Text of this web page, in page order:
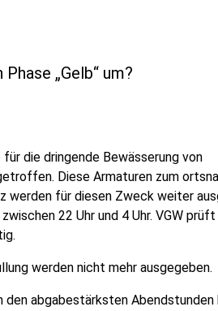
„Gelb“ um?
die dringende Bewässerung von
Diese Armaturen zum
werden für diesen Zweck weiter
22 Uhr und 4 Uhr. VGW
werden nicht mehr ausgegeben.
den abgabestärksten Abendstunden